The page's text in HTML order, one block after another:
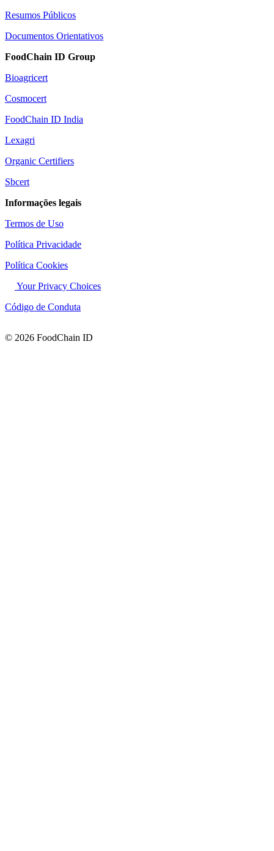
Resumos Públicos
Documentos Orientativos
FoodChain ID Group
Bioagricert
Cosmocert
FoodChain ID India
Lexagri
Organic Certifiers
Sbcert
Informações legais
Termos de Uso
Política Privacidade
Política Cookies
Your Privacy Choices
Código de Conduta
© 2026 FoodChain ID